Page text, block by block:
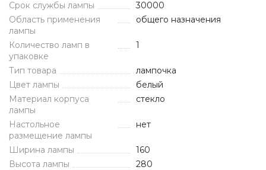
Срок службы лампы
30000
Область применения
лампы
общего назначения
Количество ламп в
упаковке
1
Тип товара
лампочка
Цвет лампы
белый
Материал корпуса
лампы
стекло
Настольное
размещение лампы
нет
Ширина лампы
160
Высота лампы
280